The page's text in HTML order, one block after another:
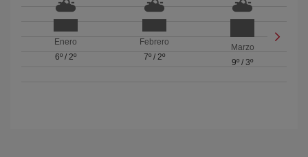
Enero
6º/ 2º
Febrero
7º/ 2º
Marzo
9º /3º